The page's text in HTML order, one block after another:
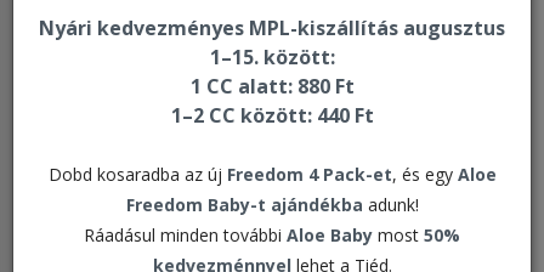
Nyári kedvezményes MPL-kiszállítás augusztus
1–15. között:
1 CC alatt: 880 Ft
1–2 CC között: 440 Ft
Dobd kosaradba az új Freedom 4 Pack-et, és egy Aloe
Freedom Baby-t ajándékba adunk!
Ráadásul minden további Aloe Baby most 50%
kedvezménnyel lehet a Tiéd.
Oktatási és segédanyagok
Kiegészítők
Rendezés: